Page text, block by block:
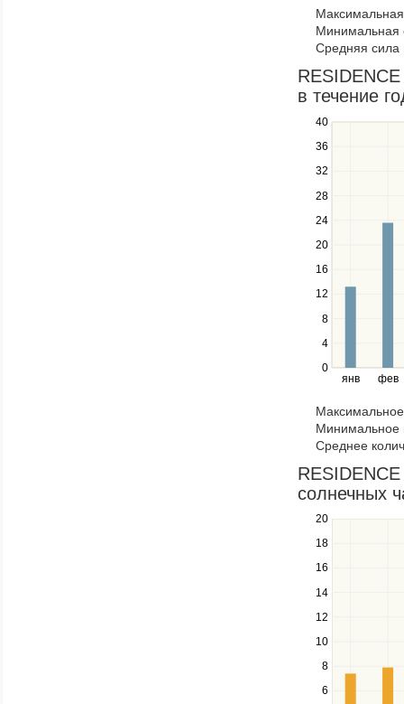
navigate
through
items
in
a
series.
Минимальная
Средняя сила
в течение
янв фев
0
4
8
12
16
20
24
28
32
36
40
Use
the
and
down
to
navigate
series.
Use
the
and
right
navigate
through
items
in
a
series.
Минимальное
Среднее
солнечных
6
8
10
12
14
16
18
20
Use
the
and
down
to
navigate
series.
Use